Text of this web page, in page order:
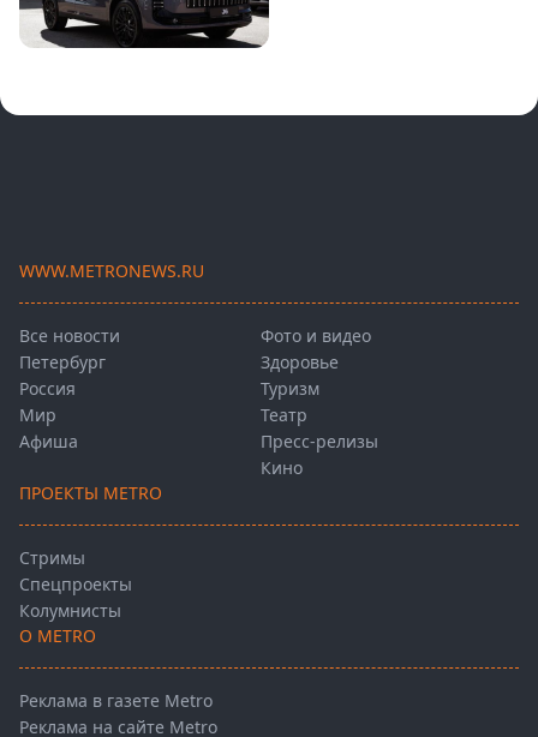
WWW.METRONEWS.RU
Все новости
Петербург
Россия
Мир
Афиша
Фото и видео
Здоровье
Туризм
Театр
Пресс-релизы
Кино
ПРОЕКТЫ METRO
Стримы
Спецпроекты
Колумнисты
О METRO
Реклама в газете Metro
Реклама на сайте Metro